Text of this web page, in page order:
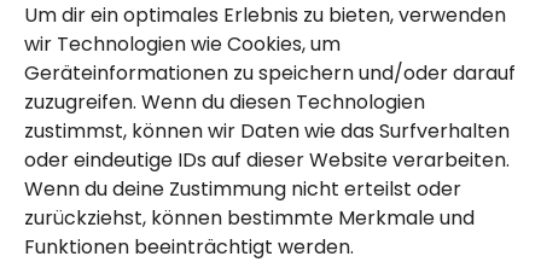
Um dir ein optimales Erlebnis zu bieten, verwenden
wir Technologien wie Cookies, um
Geräteinformationen zu speichern und/oder darauf
zuzugreifen. Wenn du diesen Technologien
zustimmst, können wir Daten wie das Surfverhalten
oder eindeutige IDs auf dieser Website verarbeiten.
Wenn du deine Zustimmung nicht erteilst oder
zurückziehst, können bestimmte Merkmale und
Funktionen beeinträchtigt werden.
Über Uns
Kontakt
Impressum
Datenschutz
AGB